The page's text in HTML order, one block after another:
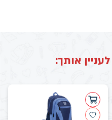
אותך: